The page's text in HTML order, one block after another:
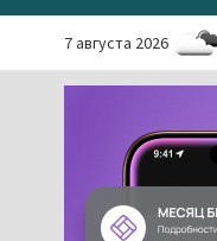
7 августа 2026